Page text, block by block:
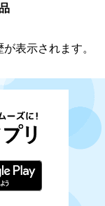
表示されます。